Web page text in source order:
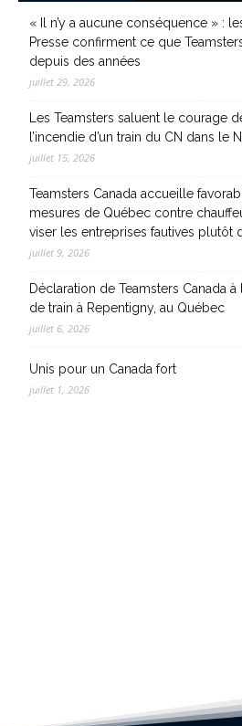
« Il n’y a aucune conséquence » :
Presse confirment ce que
depuis des années
juillet 29, 2026
Les Teamsters saluent le courage
l’incendie d’un train du CN dans le
juillet 15, 2026
Teamsters Canada accueille
mesures de Québec contre
viser les entreprises fautives plutôt
juillet 9, 2026
Déclaration de Teamsters Canada
de train à Repentigny, au Québec
juillet 6, 2026
Unis pour un Canada fort
juillet 1, 2026